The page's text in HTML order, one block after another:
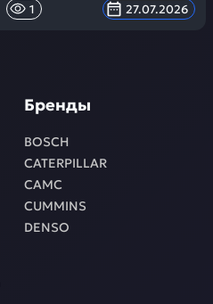
1 27.07.2026
Бренды
BOSCH
CATERPILLAR
CAMC
CUMMINS
DENSO